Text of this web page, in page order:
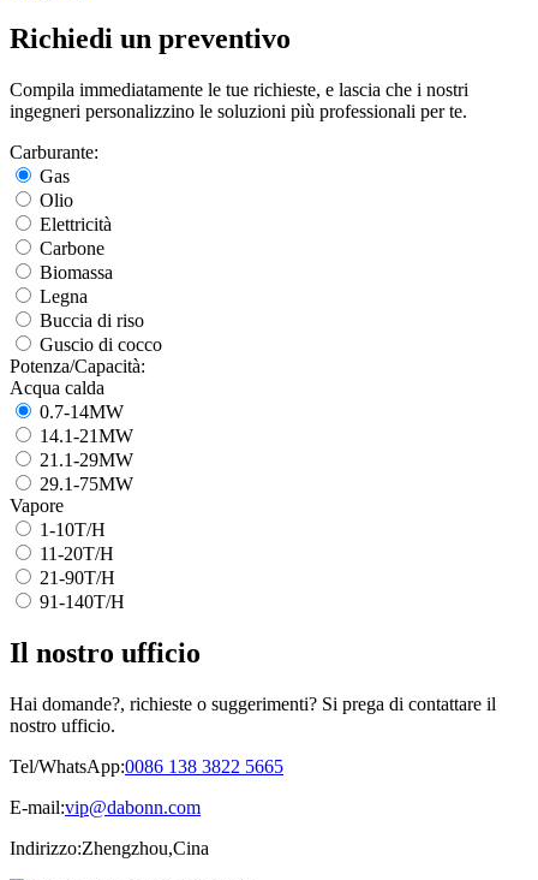
Richiedi un preventivo
Compila immediatamente le tue richieste, e lascia che i nostri
ingegneri personalizzino le soluzioni più professionali per te.
Carburante:
Gas
Olio
Elettricità
Carbone
Biomassa
Legna
Buccia di riso
Guscio di cocco
Potenza/Capacità:
Acqua calda
0.7-14MW
14.1-21MW
21.1-29MW
29.1-75MW
Vapore
1-10T/H
11-20T/H
21-90T/H
91-140T/H
Il nostro ufficio
Hai domande?, richieste o suggerimenti? Si prega di contattare il
nostro ufficio.
Tel/WhatsApp:0086 138 3822 5665
E-mail:vip@dabonn.com
Indirizzo:Zhengzhou,Cina